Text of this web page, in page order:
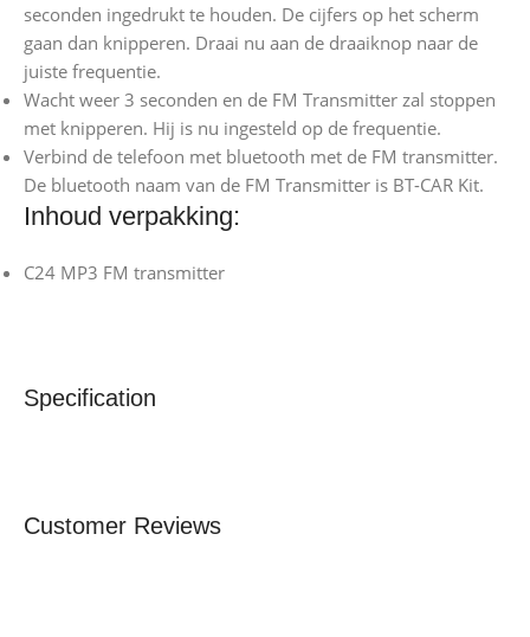
seconden ingedrukt te houden. De cijfers op het scherm
gaan dan knipperen. Draai nu aan de draaiknop naar de
juiste frequentie.
Wacht weer 3 seconden en de FM Transmitter zal stoppen
met knipperen. Hij is nu ingesteld op de frequentie.
Verbind de telefoon met bluetooth met de FM transmitter.
De bluetooth naam van de FM Transmitter is BT-CAR Kit.
Inhoud verpakking:
C24 MP3 FM transmitter
Specification
Customer Reviews